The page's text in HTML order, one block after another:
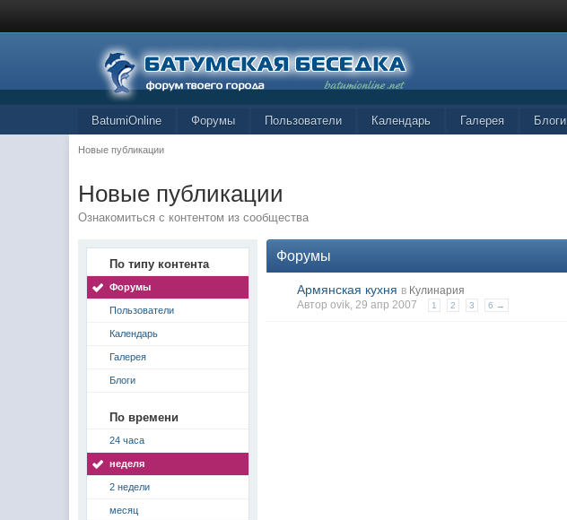
BatumiOnline Форумы Пользователи Календарь Галерея Блоги
Новые публикации
Новые публикации
Ознакомиться с контентом из сообщества
По типу контента
Форумы
Пользователи
Календарь
Галерея
Блоги
По времени
24 часа
неделя
2 недели
месяц
Форумы
Армянская кухня в Кулинария
Автор ovik, 29 апр 2007
1 2 3 6 →